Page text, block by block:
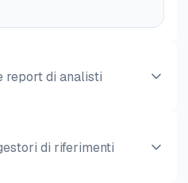
report di analisti
di riferimenti